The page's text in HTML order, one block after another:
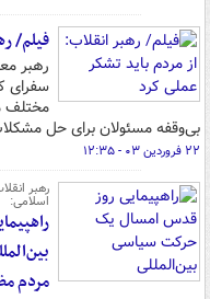
فیلم/
رهبر
سفرای
مختلف
بی‌وقفه مسئولان برای حل
۲۲ فروردین ۰۳ - ۱۲:۳۵
رهبر
اسلامی:
مردم